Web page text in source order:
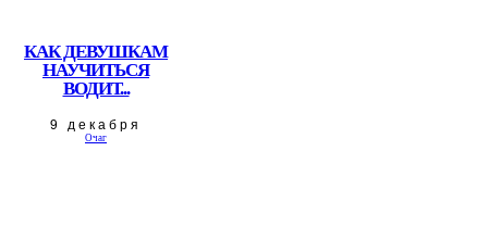
КАК ДЕВУШКАМ
НАУЧИТЬСЯ
ВОДИТ...
9 декабря
Очаг